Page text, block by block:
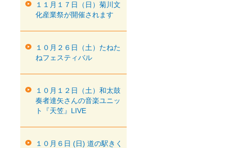
１１月１７日（日）菊川文
化産業祭が開催されます
１０月２６日（土）たねた
ねフェスティバル
１０月１２日（土）和太鼓
奏者達矢さんの音楽ユニッ
ト『天笠』LIVE
１０月６日 (日) 道の駅きく